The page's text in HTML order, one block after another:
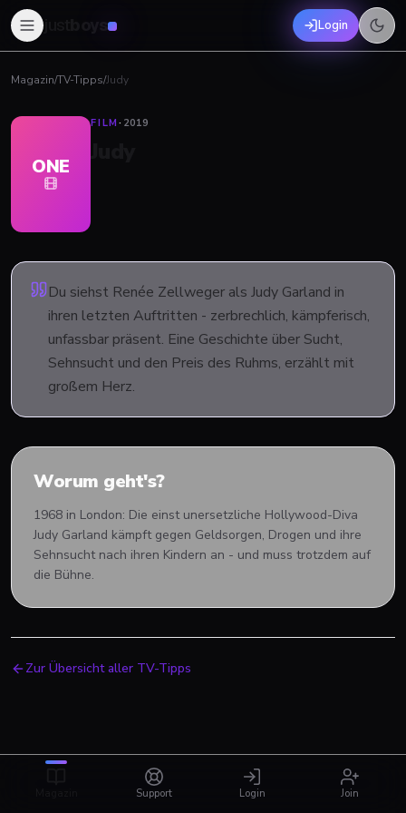
boys Login
Magazin/TV-Tipps/Judy
ONE
FILM· 2019
Du siehst Renée Zellweger als Judy Garland in
ihren letzten Auftritten - zerbrechlich, kämpferisch,
unfassbar präsent. Eine Geschichte über Sucht,
Sehnsucht und den Preis des Ruhms, erzählt mit
großem Herz.
Worum geht's?
1968 in London: Die einst unersetzliche Hollywood-Diva
Judy Garland kämpft gegen Geldsorgen, Drogen und ihre
Sehnsucht nach ihren Kindern an - und muss trotzdem auf
die Bühne.
Zur Übersicht aller TV-Tipps
Support Login Join